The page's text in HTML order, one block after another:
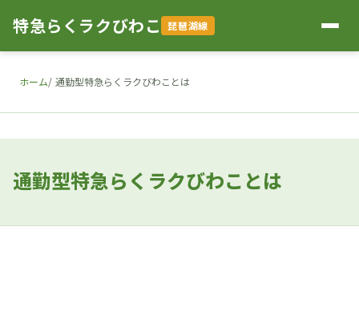
特急らくラクびわこ 琵琶湖線
ホーム 通勤型特急らくラクびわことは
通勤型特急らくラクびわことは